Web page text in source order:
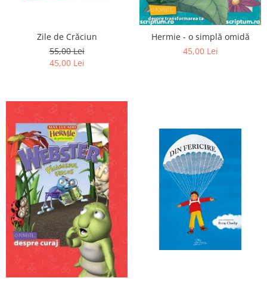
Zile de Crăciun
55,00 Lei
45,00 Lei
Hermie - o simplă omidă
45,00 Lei